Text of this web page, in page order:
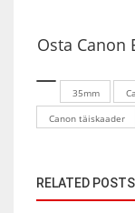
Osta Canon
35mm
Canon täiskaader
RELATED POSTS